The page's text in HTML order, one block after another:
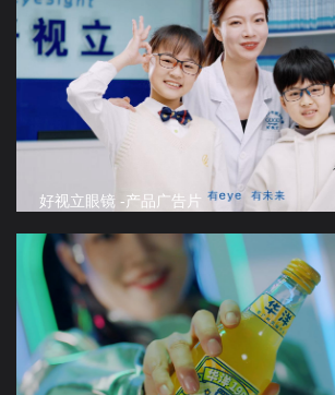
好视立眼镜 -产品广告片